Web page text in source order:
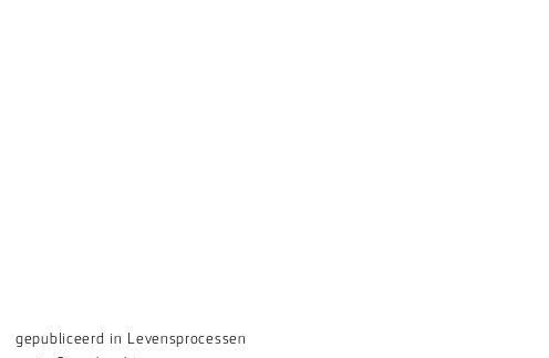
gepubliceerd in Levensprocessen